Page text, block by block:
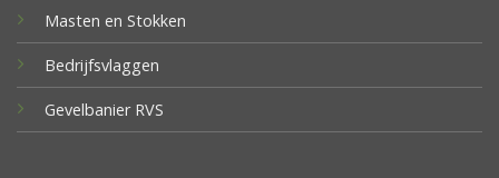
Masten en Stokken
Bedrijfsvlaggen
Gevelbanier RVS